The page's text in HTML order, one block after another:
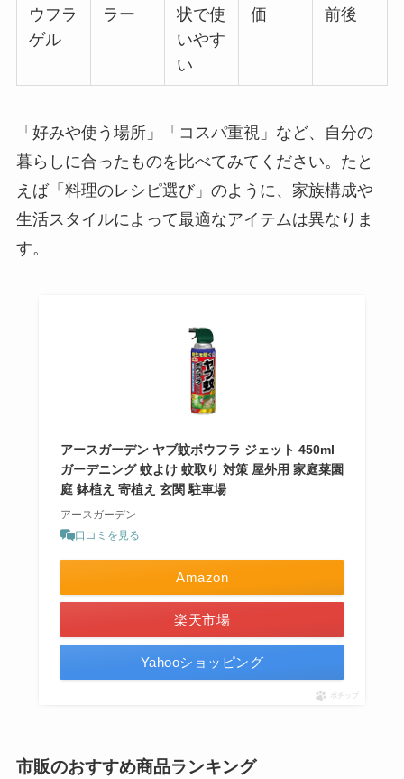
ウフラ
ゲル
ラー
状で使
いやす
い
価
前後
「好みや使う場所」「コスパ重視」など、自分の
暮らしに合ったものを比べてみてください。たと
えば「料理のレシピ選び」のように、家族構成や
生活スタイルによって最適なアイテムは異なりま
す。
アースガーデン ヤブ蚊ボウフラ ジェット 450ml
ガーデニング 蚊よけ 蚊取り 対策 屋外用 家庭菜園
庭 鉢植え 寄植え 玄関 駐車場
アースガーデン
口コミを見る
Amazon
楽天市場
Yahooショッピング
ポチップ
市販のおすすめ商品ランキング